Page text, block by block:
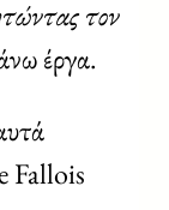
τον
έργα.
Fallois